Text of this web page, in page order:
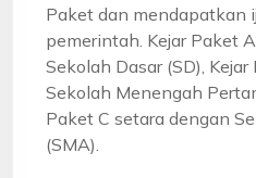
Paket dan mendapatkan
pemerintah. Kejar Paket
Sekolah Dasar (SD),
Sekolah Menengah
Paket C setara dengan
(SMA).